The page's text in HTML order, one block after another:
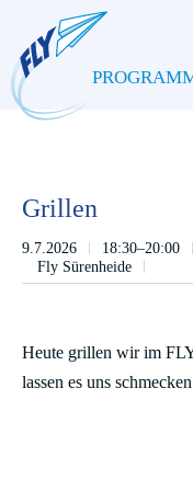
Grillen
9.7.2026
18:30–20:00
Fly Sürenheide
Heute grillen wir im
lassen es uns